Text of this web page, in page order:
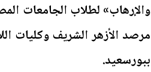
والإرهاب» لطلاب الجامعات
مرصد الأزهر الشريف وكليات
ببورسعيد.